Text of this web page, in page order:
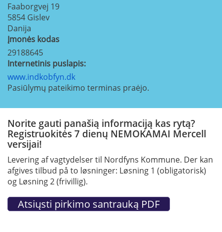
Faaborgvej 19
5854 Gislev
Danija
Įmonės kodas
29188645
Internetinis puslapis:
www.indkobfyn.dk
Pasiūlymų pateikimo terminas praėjo.
Norite gauti panašią informaciją kas rytą?
Registruokitės 7 dienų NEMOKAMAI Mercell
versijai!
Levering af vagtydelser til Nordfyns Kommune. Der kan
afgives tilbud på to løsninger: Løsning 1 (obligatorisk)
og Løsning 2 (frivillig).